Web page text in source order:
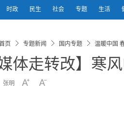
时政 民生 社会 专题 生活
页 专题新闻 国内专题 温暖中国
媒体走转改】寒
张明